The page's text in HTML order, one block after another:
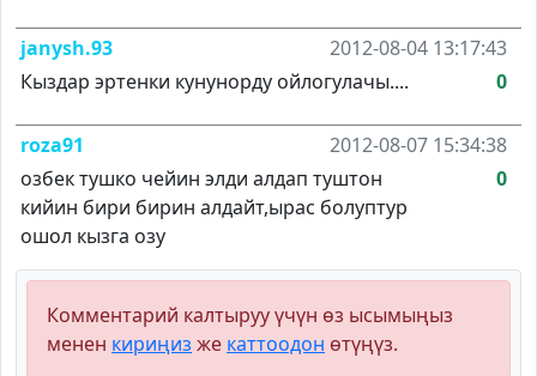
janysh.93
2012-08-04 13:17:43
Кыздар эртенки кунунорду ойлогулачы....
0
roza91
2012-08-07 15:34:38
озбек тушко чейин элди алдап туштон
кийин бири бирин алдайт,ырас болуптур
ошол кызга озу
0
Комментарий калтыруу үчүн өз ысымыңыз
менен кириңиз же каттоодон өтүңүз.